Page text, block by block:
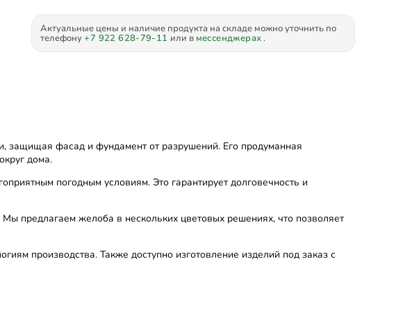
Актуальные цены и наличие продукта на складе можно уточнить по
телефону+7 922 628-79-11 или в мессенджерах.
фасад и фундамент от разрушений. Его продуманная
дома.
погодным условиям. Это гарантирует долговечность и
предлагаем желоба в нескольких цветовых решениях, что позволяет
производства. Также доступно изготовление изделий под заказ с